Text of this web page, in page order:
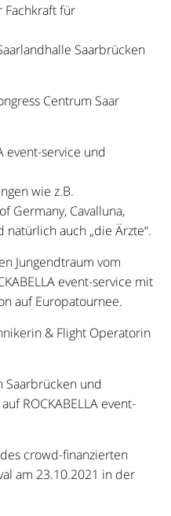
Fachkraft für
Saarbrücken
Centrum Saar
event-service und
wie z.B.
Germany, Cavalluna,
auch „die Ärzte“.
Jungendtraum vom
event-service mit
auf Europatournee.
& Flight Operatorin
Saarbrücken und
ROCKABELLA event-
crowd-finanzierten
am 23.10.2021 in der